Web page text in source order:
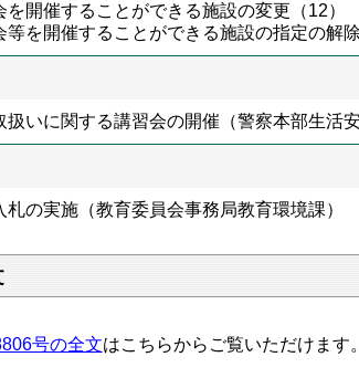
を開催することができる施設の変更（12）
等を開催することができる施設の指定の解除
扱いに関する講習会の開催（警察本部生活安
札の実施（教育委員会事務局教育環境課）
号の全文はこちらからご覧いただけます